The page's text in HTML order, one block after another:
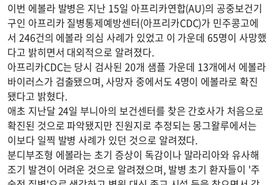
이번 에볼라 발병은 지난 15일 아프리카연합(AU)의 공중보건기
구인 아프리카 질병통제예방센터(아프리카CDC)가 민주콩고에
서 246건의 에볼라 의심 사례가 있었고 이 가운데 65명이 사망했
다고 밝히면서 대외적으로 알려졌다.
아프리카CDC는 당시 검사된 20개 샘플 가운데 13개에서 에볼라
바이러스가 검출됐으며, 사망자 중에서도 4명이 에볼라로 확진
됐다고 밝혔다.
애초 지난달 24일 부니아의 보건센터를 찾은 간호사가 처음으로
확진된 것으로 파악됐지만 진원지로 추정되는 몽그왈루에서는
이보다 일찍 발병 사례가 있던 것으로 알려졌다.
분디부조형 에볼라는 초기 증상이 독감이나 말라리아와 유사해
조기 발견이 어려운 것으로 알려졌으며, 발병 초기 환자들이 '주